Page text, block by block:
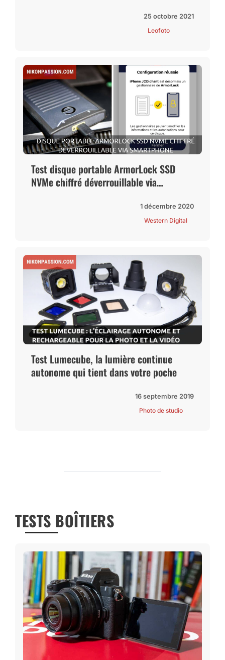
25 octobre 2021
Leofoto
Test disque portable ArmorLock SSD
NVMe chiffré déverrouillable via
1 décembre 2020
Western Digital
Test Lumecube, la lumière continue
autonome qui tient dans votre poche
16 septembre 2019
Photo de studio
TESTS BOÎTIERS